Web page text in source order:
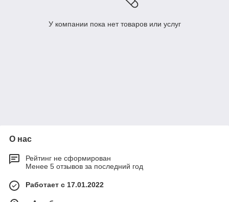
У компании пока нет товаров или услуг
О нас
Рейтинг не сформирован
Менее 5 отзывов за последний год
Работает с 17.01.2022